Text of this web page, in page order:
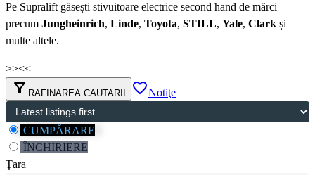
Pe Supralift găsești stivuitoare electrice second hand de mărci
precum Jungheinrich, Linde, Toyota, STILL, Yale, Clark și
multe altele.
>><<
filter_alt RAFINAREA CAUTARII favorite_borderNotiţe
CUMPĂRARE
ÎNCHIRIERE
Ţara